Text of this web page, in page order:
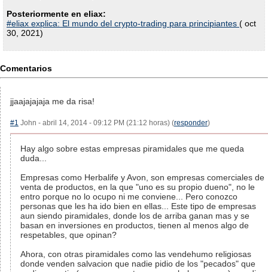
Posteriormente en eliax:
#eliax explica: El mundo del crypto-trading para principiantes ( oct
30, 2021)
Comentarios
jjaajajajaja me da risa!
#1 John - abril 14, 2014 - 09:12 PM (21:12 horas) (responder)
Hay algo sobre estas empresas piramidales que me queda
duda...
Empresas como Herbalife y Avon, son empresas comerciales de
venta de productos, en la que "uno es su propio dueno", no le
entro porque no lo ocupo ni me conviene... Pero conozco
personas que les ha ido bien en ellas... Este tipo de empresas
aun siendo piramidales, donde los de arriba ganan mas y se
basan en inversiones en productos, tienen al menos algo de
respetables, que opinan?
Ahora, con otras piramidales como las vendehumo religiosas
donde venden salvacion que nadie pidio de los "pecados" que